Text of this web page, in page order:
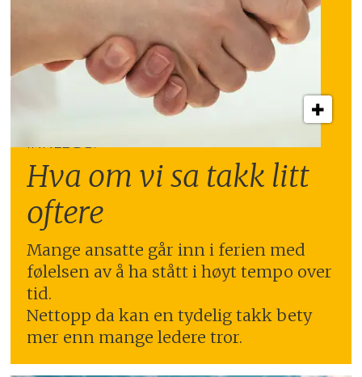
INNLEGG:
Hva om vi sa takk litt
oftere
Mange ansatte går inn i ferien med
følelsen av å ha stått i høyt tempo over
tid.
Nettopp da kan en tydelig takk bety
mer enn mange ledere tror.